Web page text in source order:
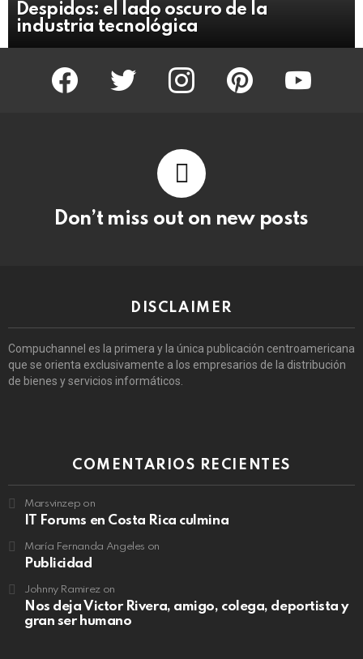
Despidos: el lado oscuro de la
industria tecnológica
facebook twitter instagram pinterest youtube
Don’t miss out on new posts
DISCLAIMER
Compuchannel es la primera y la única publicación centroamericana
que se orienta exclusivamente a los empresarios de la distribución
de bienes y servicios informáticos.
COMENTARIOS RECIENTES
Marsvinzep on
IT Forums en Costa Rica culmina
María Fernanda Angeles on
Publicidad
Johnny Ramirezon
Nos deja Victor Rivera, amigo, colega, deportista y
gran ser humano